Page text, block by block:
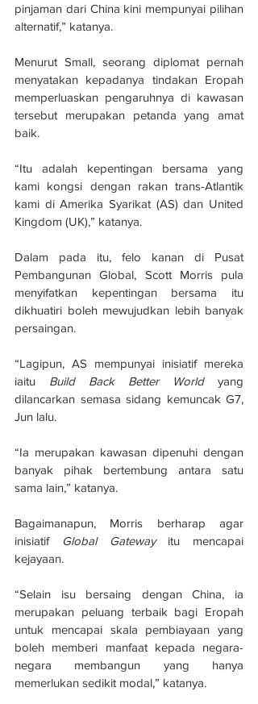
pinjaman dari China kini mempunyai pilihan
alternatif,” katanya.
Menurut Small, seorang diplomat pernah
menyatakan kepadanya tindakan Eropah
memperluaskan pengaruhnya di kawasan
tersebut merupakan petanda yang amat
baik.
“Itu adalah kepentingan bersama yang
kami kongsi dengan rakan trans-Atlantik
kami di Amerika Syarikat (AS) dan United
Kingdom (UK),” katanya.
Dalam pada itu, felo kanan di Pusat
Pembangunan Global, Scott Morris pula
menyifatkan kepentingan bersama itu
dikhuatiri boleh mewujudkan lebih banyak
persaingan.
“Lagipun, AS mempunyai inisiatif mereka
iaitu Build Back Better World yang
dilancarkan semasa sidang kemuncak G7,
Jun lalu.
“Ia merupakan kawasan dipenuhi dengan
banyak pihak bertembung antara satu
sama lain,” katanya.
Bagaimanapun, Morris berharap agar
inisiatif Global Gateway itu mencapai
kejayaan.
“Selain isu bersaing dengan China, ia
merupakan peluang terbaik bagi Eropah
untuk mencapai skala pembiayaan yang
boleh memberi manfaat kepada negara-
negara membangun yang hanya
memerlukan sedikit modal,” katanya.